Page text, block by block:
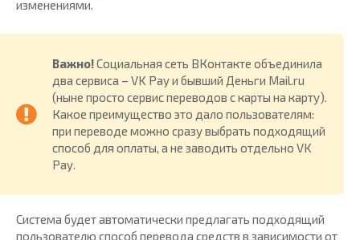
изменениями.
Важно!Cоциальная сеть ВКонтакте объединила
два сервиса – VK Pay и бывший Деньги Mail.ru
(ныне просто сервис переводов с карты на карту).
Какое преимущество это дало пользователям:
при переводе можно сразу выбрать подходящий
способ для оплаты, а не заводить отдельно VK
Pay.
Система будет автоматически предлагать подходящий
пользователю способ перевода средств в зависимости от